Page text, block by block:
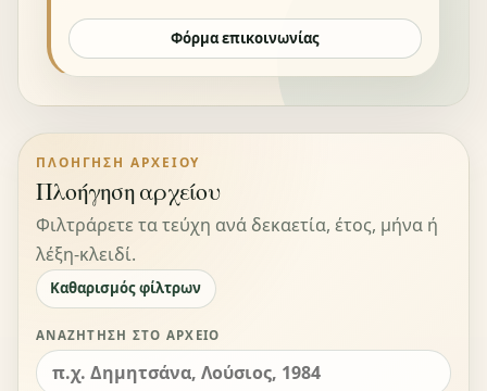
Φόρμα επικοινωνίας
ΠΛΟΉΓΗΣΗ ΑΡΧΕΊΟΥ
Πλοήγηση αρχείου
Φιλτράρετε τα τεύχη ανά δεκαετία, έτος, μήνα ή
λέξη-κλειδί.
Καθαρισμός φίλτρων
ΑΝΑΖΉΤΗΣΗ ΣΤΟ ΑΡΧΕΊΟ